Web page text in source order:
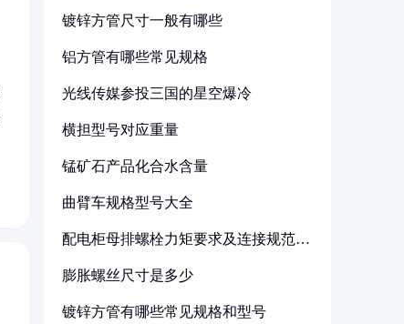
镀锌方管尺寸一般有哪些
铝方管有哪些常见规格
光线传媒参投三国的星空爆冷
横担型号对应重量
锰矿石产品化合水含量
曲臂车规格型号大全
配电柜母排螺栓力矩要求及连接规范详
膨胀螺丝尺寸是多少
镀锌方管有哪些常见规格和型号